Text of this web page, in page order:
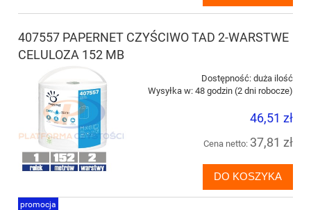
407557 PAPERNET CZYŚCIWO TAD 2-WARSTWE
CELULOZA 152 MB
Dostępność: duża ilość
Wysyłka w: 48 godzin (2 dni robocze)
46,51 zł
Cena netto: 37,81 zł
DO KOSZYKA
promocja